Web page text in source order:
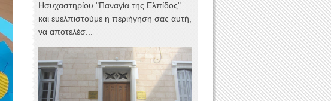
Ησυχαστηρίου "Παναγία της Ελπίδος"
και ευελπιστούμε η περιήγηση σας αυτή,
να αποτελέσ...